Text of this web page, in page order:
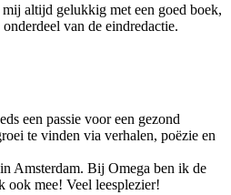
altijd gelukkig met een goed boek,
van de eindredactie.
een passie voor een gezond
te vinden via verhalen, poëzie en
Amsterdam. Bij Omega ben ik de
ook mee! Veel leesplezier!